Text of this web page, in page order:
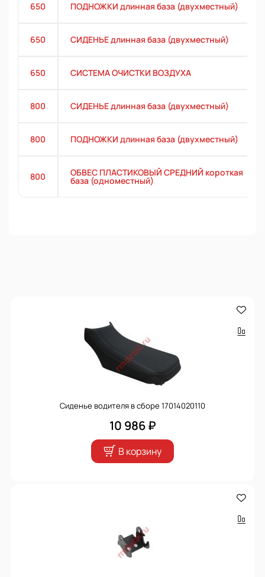
650 ПОДНОЖКИ длинная база (двухместный)
650 СИДЕНЬЕ длинная база (двухместный)
650 СИСТЕМА ОЧИСТКИ ВОЗДУХА
800 СИДЕНЬЕ длинная база (двухместный)
800 ПОДНОЖКИ длинная база (двухместный)
800 ОБВЕС ПЛАСТИКОВЫЙ СРЕДНИЙ короткая
база (одноместный)
Сиденье водителя в сборе 17014020110
10 986 ₽
В корзину